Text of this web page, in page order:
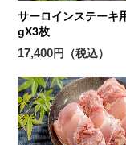
サーロインステー
gX3枚
17,400円（税込）